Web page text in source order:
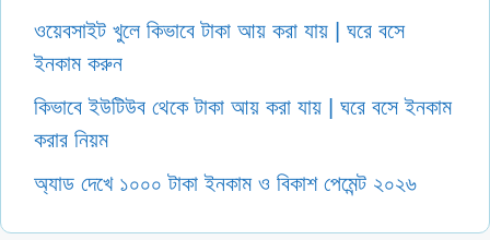
ওয়েবসাইট খুলে কিভাবে টাকা আয় করা যায় | ঘরে বসে
ইনকাম করুন
কিভাবে ইউটিউব থেকে টাকা আয় করা যায় | ঘরে বসে ইনকাম
করার নিয়ম
অ্যাড দেখে ১০০০ টাকা ইনকাম ও বিকাশ পেমেন্ট ২০২৬